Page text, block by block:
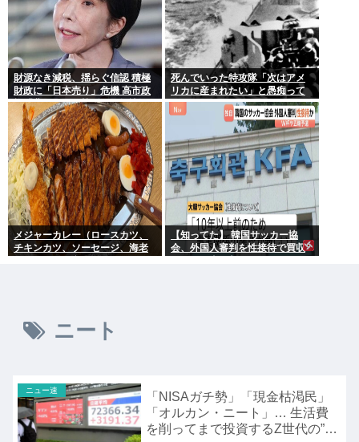
財源なき減税、揺らぐ信認 積極
財政に「日本売り」危機 高市政
権「悲願」に固執〔深層探訪〕
死んでいった特攻隊「次はアメ
リカに産まれたい」と愚痴って
いた
メジャーカレー（ロースカツ、
チキンカツ、ソーセージ、海老
【知ってた】 韓国サッカー協
会、外国人審判を性接待で買収
ニート
ニュー速
「NISAガチ勢」「現金枯渇民」
「オルカン・ニート」… 生活費
を削ってまで投資するZ世代の”誤